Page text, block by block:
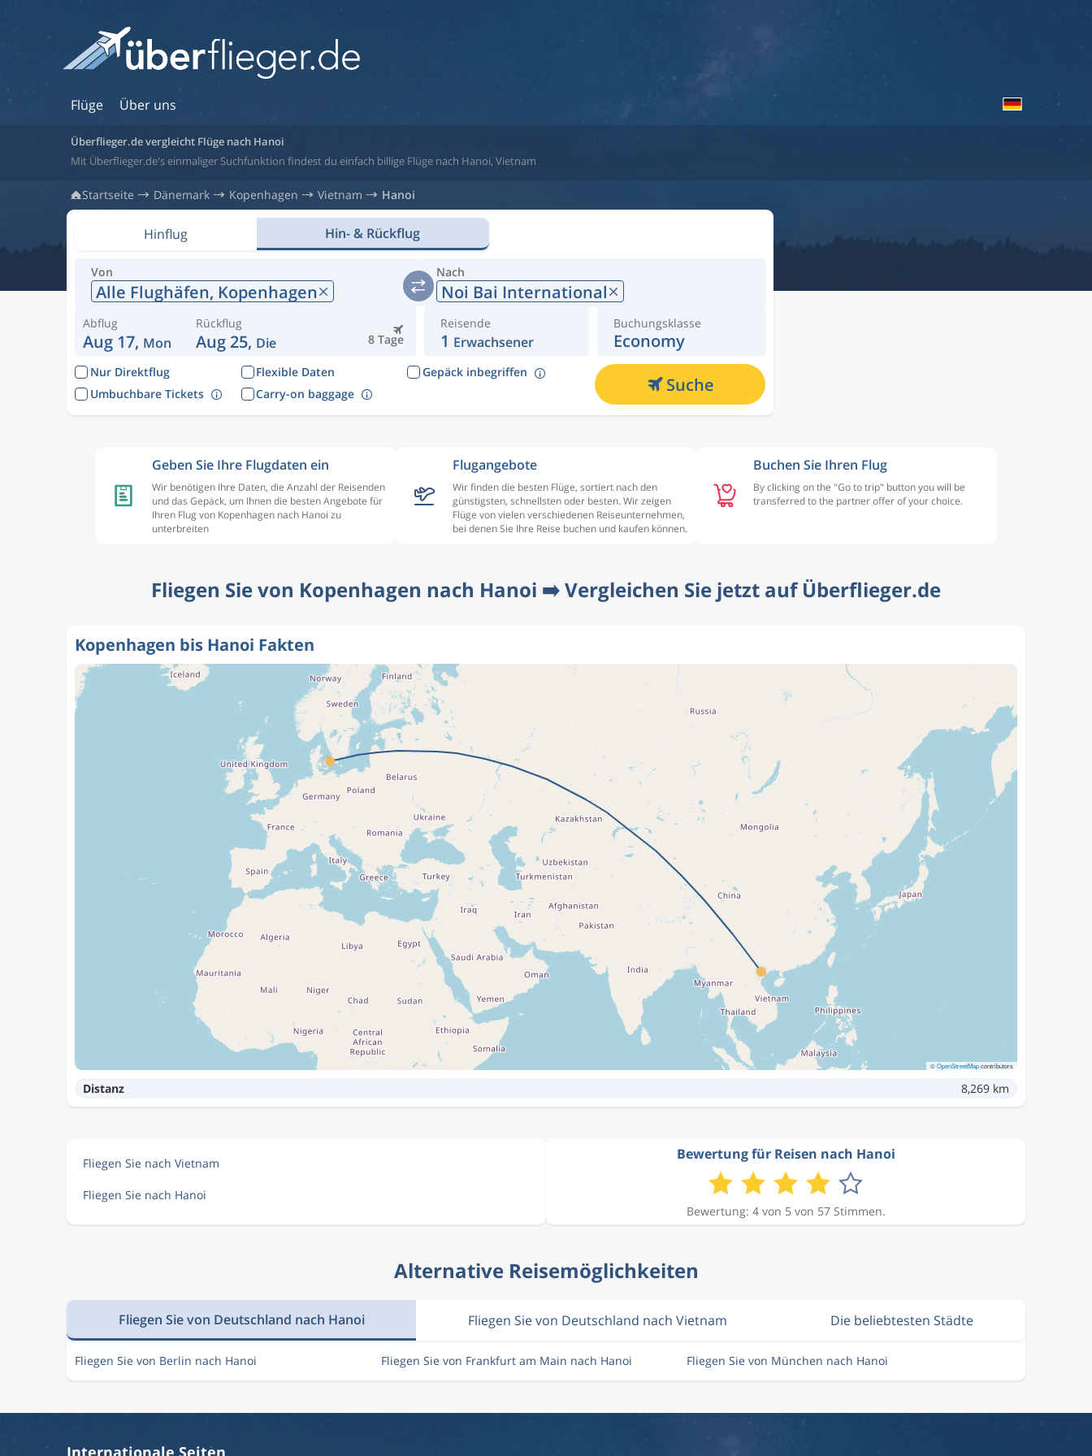
Flüge Über uns
Überflieger.de vergleicht Flüge nach Hanoi
Mit Überflieger.de's einmaliger Suchfunktion findest du einfach billige Flüge nach Hanoi, Vietnam
Startseite Dänemark Kopenhagen Vietnam Hanoi
Hinflug Hin- & Rückflug
Von
Alle Flughäfen, Kopenhagen
Nach
Noi Bai International
Abflug
Aug 17, Mon 8 Tage
Rückflug
Aug 25, Die
Reisende
1 Erwachsener
Buchungsklasse
Economy
Nur Direktflug Flexible Daten
Gepäck inbegriffen
Umbuchbare Tickets
Carry-on baggage Suche
Geben Sie Ihre Flugdaten ein
Wir benötigen Ihre Daten, die Anzahl der Reisenden
und das Gepäck, um Ihnen die besten Angebote für
Ihren Flug von Kopenhagen nach Hanoi zu
unterbreiten
Flugangebote
Wir finden die besten Flüge, sortiert nach den
günstigsten, schnellsten oder besten. Wir zeigen
Flüge von vielen verschiedenen Reiseunternehmen,
bei denen Sie Ihre Reise buchen und kaufen können.
Buchen Sie Ihren Flug
By clicking on the "Go to trip" button you will be
transferred to the partner offer of your choice.
Fliegen Sie von Kopenhagen nach Hanoi ➡️ Vergleichen Sie jetzt auf Überflieger.de
Kopenhagen bis Hanoi Fakten
©OpenStreetMapcontributors
Distanz 8,269 km
Fliegen Sie nach Vietnam
Fliegen Sie nach Hanoi
Bewertung für Reisen nach Hanoi
Bewertung: 4 von 5 von 57 Stimmen.
Alternative Reisemöglichkeiten
Fliegen Sie von Deutschland nach Hanoi Fliegen Sie von Deutschland nach Vietnam Die beliebtesten Städte
Fliegen Sie von Berlin nach Hanoi Fliegen Sie von Frankfurt am Main nach Hanoi Fliegen Sie von München nach Hanoi
Internationale Seiten